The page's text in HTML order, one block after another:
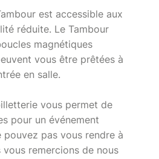
est accessible aux
réduite. Le Tambour
magnétiques
vous être prêtées à
en salle.
vous permet de
pour un événement
pouvez pas vous rendre à
vous remercions de nous